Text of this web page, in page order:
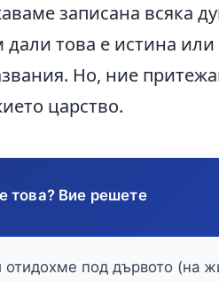
записана всяка
това е истина
Но, ние
царство.
това? Вие решете
отидохме под дървото (на